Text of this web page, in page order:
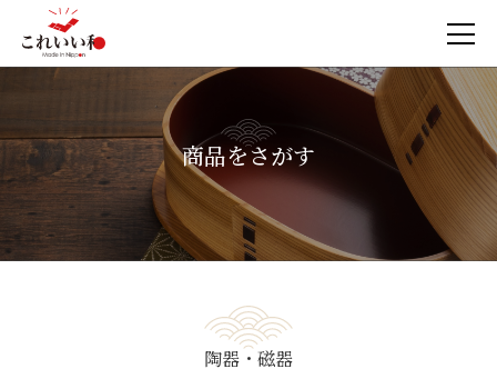
商品をさがす
陶器・磁器